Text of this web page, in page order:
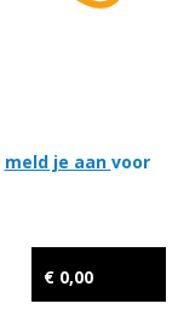
meld je aan voor
€ 0,00